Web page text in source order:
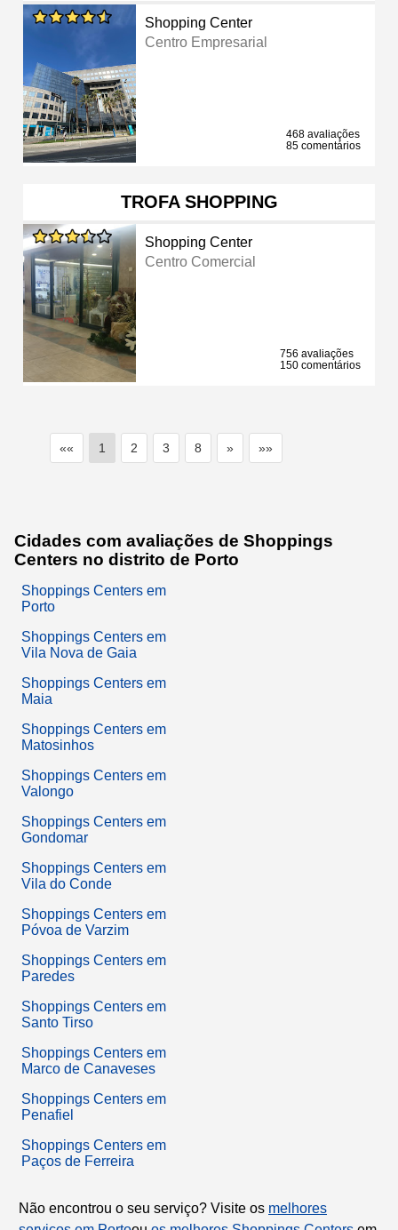
Shopping Center
Centro Empresarial
468 avaliações
85 comentários
TROFA SHOPPING
Shopping Center
Centro Comercial
756 avaliações
150 comentários
«« 1 2 3 8 » »»
Cidades com avaliações de Shoppings
Centers no distrito de Porto
Shoppings Centers em
Porto
Shoppings Centers em
Vila Nova de Gaia
Shoppings Centers em
Maia
Shoppings Centers em
Matosinhos
Shoppings Centers em
Valongo
Shoppings Centers em
Gondomar
Shoppings Centers em
Vila do Conde
Shoppings Centers em
Póvoa de Varzim
Shoppings Centers em
Paredes
Shoppings Centers em
Santo Tirso
Shoppings Centers em
Marco de Canaveses
Shoppings Centers em
Penafiel
Shoppings Centers em
Paços de Ferreira
Não encontrou o seu serviço? Visite os melhores